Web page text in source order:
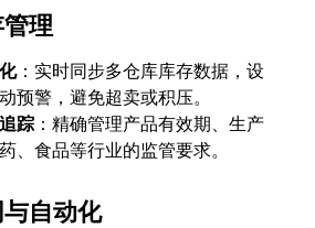
理
：实时同步多仓库库存数据，设
预警，避免超卖或积压。
踪 ：精确管理产品有效期、生产
、食品等行业的监管要求。
自动化